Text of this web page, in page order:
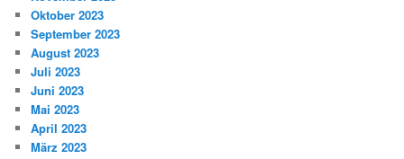
Oktober 2023
September 2023
August 2023
Juli 2023
Juni 2023
Mai 2023
April 2023
März 2023